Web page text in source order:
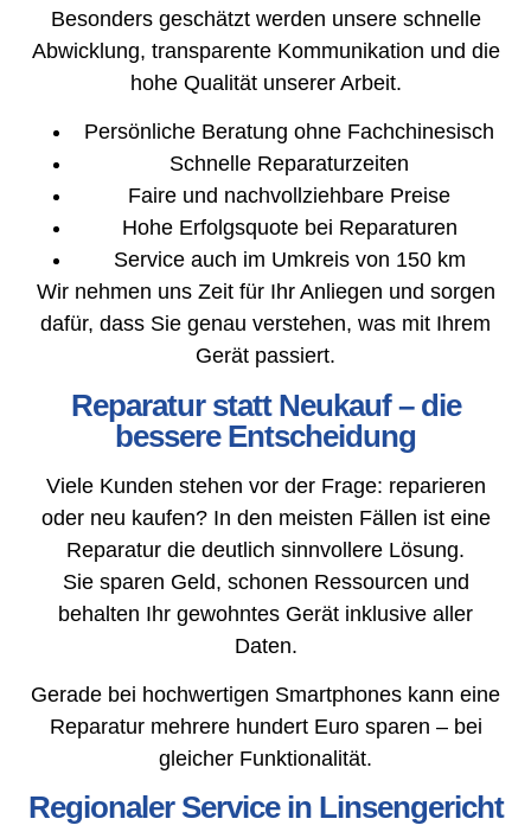
Besonders geschätzt werden unsere schnelle
Abwicklung, transparente Kommunikation und die
hohe Qualität unserer Arbeit.
Persönliche Beratung ohne Fachchinesisch
Schnelle Reparaturzeiten
Faire und nachvollziehbare Preise
Hohe Erfolgsquote bei Reparaturen
Service auch im Umkreis von 150 km
Wir nehmen uns Zeit für Ihr Anliegen und sorgen
dafür, dass Sie genau verstehen, was mit Ihrem
Gerät passiert.
Reparatur statt Neukauf – die
bessere Entscheidung
Viele Kunden stehen vor der Frage: reparieren
oder neu kaufen? In den meisten Fällen ist eine
Reparatur die deutlich sinnvollere Lösung.
Sie sparen Geld, schonen Ressourcen und
behalten Ihr gewohntes Gerät inklusive aller
Daten.
Gerade bei hochwertigen Smartphones kann eine
Reparatur mehrere hundert Euro sparen – bei
gleicher Funktionalität.
Regionaler Service in Linsengericht